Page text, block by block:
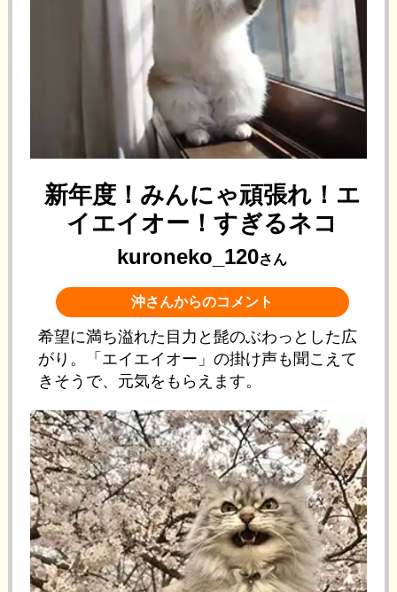
新年度！みんにゃ頑張れ！エ
イエイオー！すぎるネコ
kuroneko_120さん
沖さんからのコメント
希望に満ち溢れた目力と髭のぶわっとした広
がり。「エイエイオー」の掛け声も聞こえて
きそうで、元気をもらえます。